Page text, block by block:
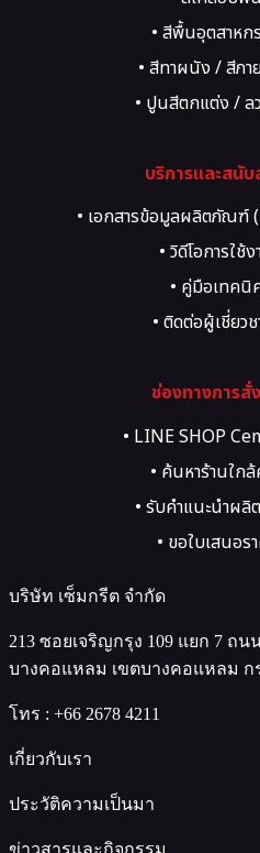
• สีพื้นอุตสาหก
• สีทาผนัง / สีภ
• ปูนสีตกแต่ง / ล
บริการและสนั
• เอกสารข้อมูลผลิตภัณฑ์
• วิดีโอการใช้
• คู่มือเทคนิ
• ติดต่อผู้เชี่ยว
ช่องทางการสั่
• LINE SHOP
• ค้นหาร้านใก
• รับคำแนะนำผ
• ขอใบเสนอร
บริษัท เซ็มกรีต จำกัด
213 ซอยเจริญกรุง 109 แยก 7 ถนนเจริญกรุง แขวง
บางคอแหลม เขตบางคอแหลม กรุ
โทร : +66 2678 4211
เกี่ยวกับเรา
ประวัติความเป็นมา
ข่าวสารและกิจกรรม